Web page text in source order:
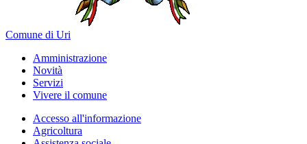
Comune di Uri
Amministrazione
Novità
Servizi
Vivere il comune
Accesso all'informazione
Agricoltura